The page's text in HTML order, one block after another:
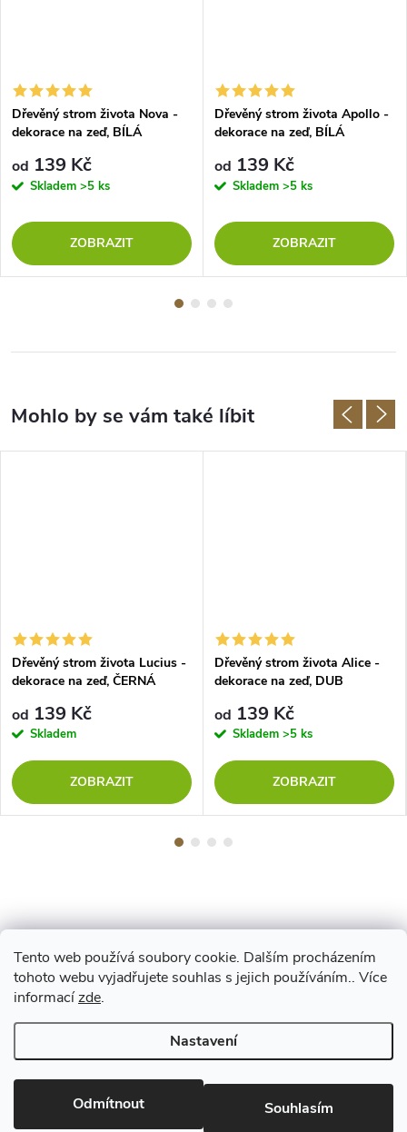
Tento web používá soubory cookie. Dalším procházením
tohoto webu vyjadřujete souhlas s jejich používáním.. Více
informacízde.
Nastavení
Odmítnout Souhlasím
Dřevěný strom života Nova -
dekorace na zeď, BÍLÁ
od 139 Kč
Skladem >5 ks
ZOBRAZIT
Dřevěný strom života Apollo -
dekorace na zeď, BÍLÁ
od 139 Kč
Skladem >5 ks
ZOBRAZIT
Dřevěný strom života Lucius -
dekorace na zeď, ČERNÁ
od 139 Kč
Skladem
ZOBRAZIT
Dřevěný strom života Alice -
dekorace na zeď, DUB
od 139 Kč
Skladem >5 ks
ZOBRAZIT
Z
á
p
a
Copyright 2026www.vyrejeme.cz. Všechna práva vyhrazena.Upravit
nastavení cookies